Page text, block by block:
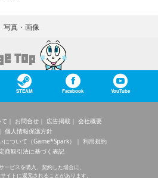
写真・画像
STEAM Facebook YouTube
お問合せ 広告掲載
会社概要
個人情報保護方針
について（Game*Spark）
利用規約
商取引法に基づく表記
ービスを購入、契約した場合に、
イトに還元されることがあります。